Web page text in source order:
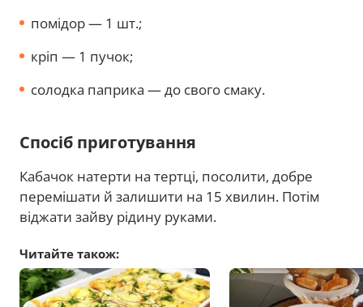
помідор — 1 шт.;
кріп — 1 пучок;
солодка паприка — до свого смаку.
Спосіб приготування
Кабачок натерти на тертці, посолити, добре
перемішати й залишити на 15 хвилин. Потім
віджати зайву рідину руками.
Читайте також: